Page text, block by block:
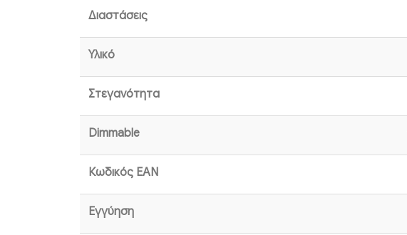
Διαστάσεις
Υλικό
Στεγανότητα
Dimmable
Κωδικός EAN
Εγγύηση